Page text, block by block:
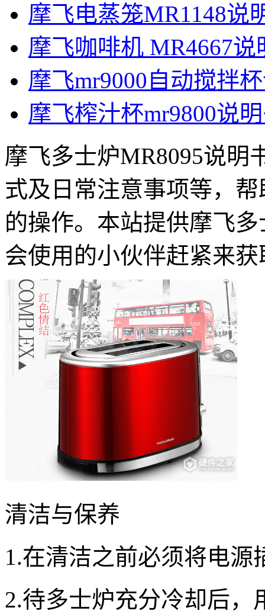
摩飞电蒸笼MR1148说
摩飞咖啡机 MR4667说
摩飞mr9000自动搅拌
摩飞榨汁杯mr9800说
摩飞多士炉MR8095说明
式及日常注意事项等，
的操作。本站提供摩飞
会使用的小伙伴赶紧来获
清洁与保养
1.在清洁之前必须将电源
2.待多士炉充分冷却后